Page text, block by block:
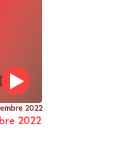
2022
2022